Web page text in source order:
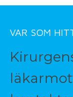
VAR SOM